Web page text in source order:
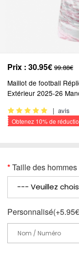
Prix : 30.95€ 99.88€
Maillot de football
Extérieur 2025-26
| avis
Obtenez 10%de
Taille des hommes